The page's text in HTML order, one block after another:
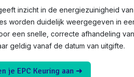
inzicht in de energiezuinigheid
worden duidelijk weergegeven in
een snelle, correcte afhandeling
geldig vanaf de datum van uitgifte.
je EPC Keuring aan ➜